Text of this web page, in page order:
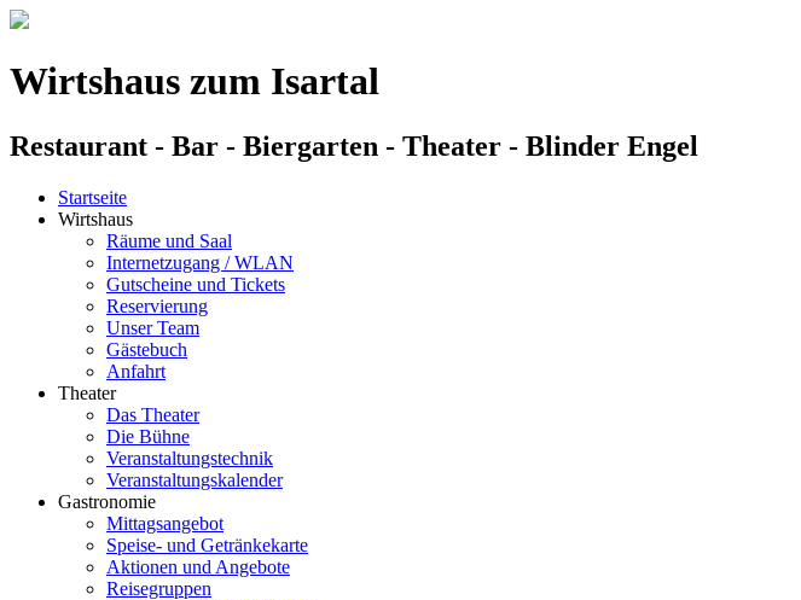
Wirtshaus zum Isartal
Restaurant - Bar - Biergarten - Theater - Blinder Engel
Startseite
Wirtshaus
Räume und Saal
Internetzugang / WLAN
Gutscheine und Tickets
Reservierung
Unser Team
Gästebuch
Anfahrt
Theater
Das Theater
Die Bühne
Veranstaltungstechnik
Veranstaltungskalender
Gastronomie
Mittagsangebot
Speise- und Getränkekarte
Aktionen und Angebote
Reisegruppen